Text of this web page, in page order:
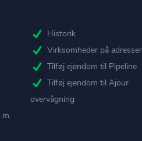
Historik
Virksomheder på
Tilføj ejendom til Pipeline
Tilføj ejendom til Ajour
overvågning